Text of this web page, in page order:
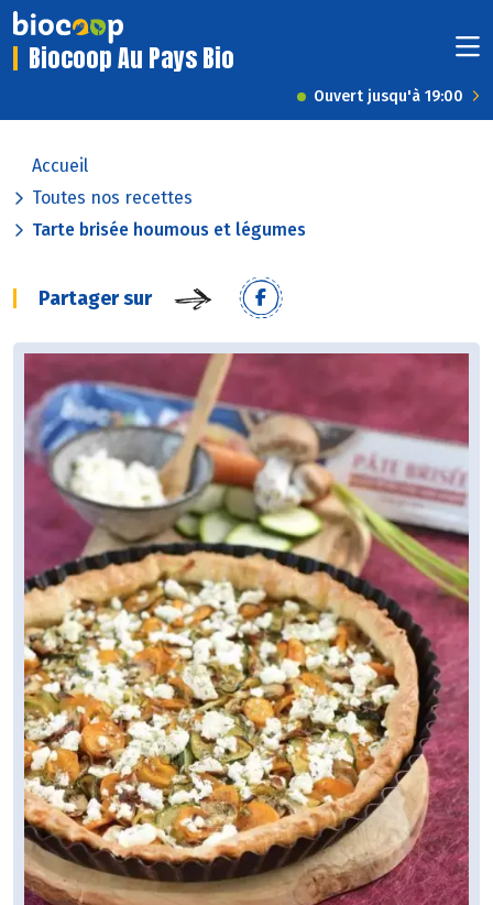
Biocoop Au Pays Bio
Ouvert jusqu'à 19:00
Accueil
Toutes nos recettes
Tarte brisée houmous et légumes
Partager sur